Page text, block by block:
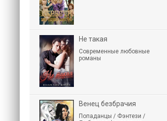
Не такая
Современные любовные
романы
Венец безбрачия
Попаданцы / Фэнтези /